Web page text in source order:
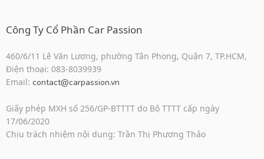
Công Ty Cổ Phần Car Passion
460/6/11 Lê Văn Lương, phường Tân Phong, Quận 7, TP.HCM,
Điện thoại: 083-8039939
Email: contact@carpassion.vn
Giấy phép MXH số 256/GP-BTTTT do Bộ TTTT cấp ngày
17/06/2020
Chịu trách nhiệm nội dung: Trần Thị Phương Thảo